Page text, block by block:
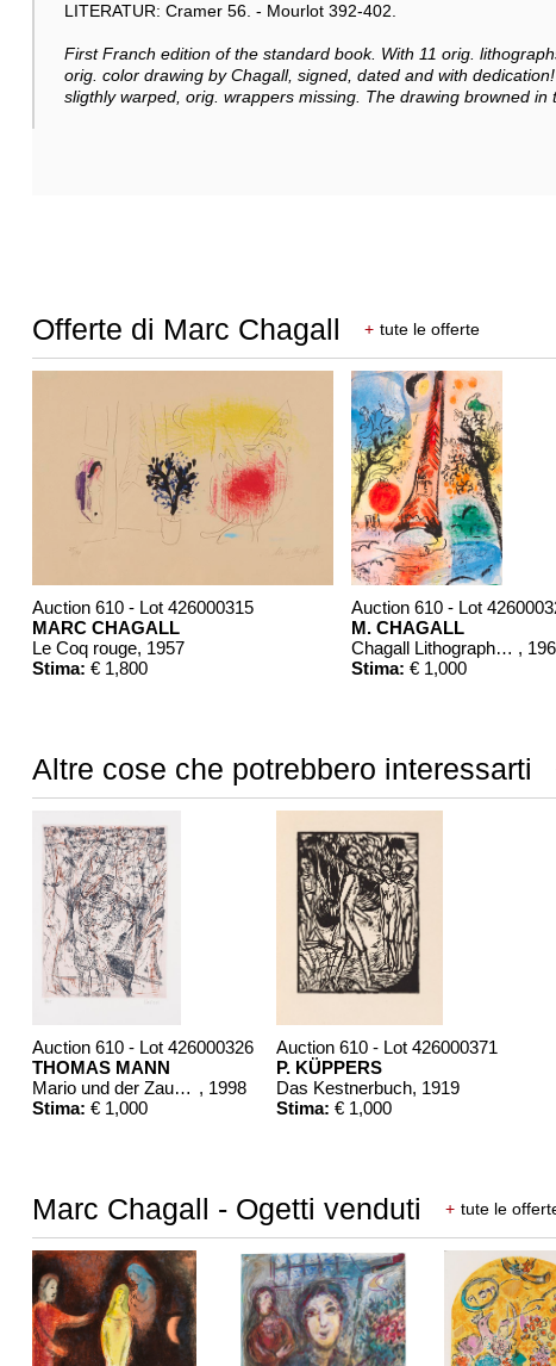
LITERATUR: Cramer 56. - Mourlot 392-402.
First Franch edition of the standard book. With 11 orig.
orig. color drawing by Chagall, signed, dated and with
sligthly warped, orig. wrappers missing. The drawing browned
Offerte di Marc Chagall + tute le offerte
Auction 610 - Lot 426000315
MARC CHAGALL
Le Coq rouge, 1957
Stima: € 1,800
Auction 610 - Lot
M. CHAGALL
Chagall Lithographe. Bde. 1-3 ,
Stima: € 1,000
Altre cose che potrebbero interessarti
Auction 610 - Lot 426000326
THOMAS MANN
Mario und der Zauberer , 1998
Stima: € 1,000
Auction 610 - Lot 426000371
P. KÜPPERS
Das Kestnerbuch, 1919
Stima: € 1,000
Marc Chagall - Ogetti venduti + tute le